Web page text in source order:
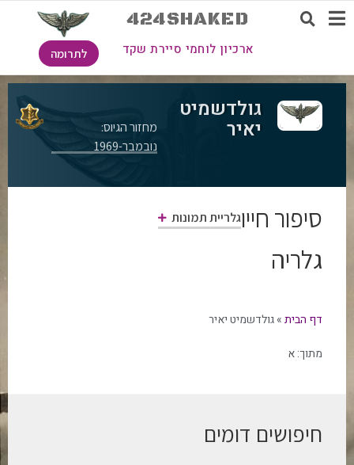
424SHAKED
ארכיון לוחמי סיירת שקד לתרומה
גולדשמיט
יאיר
מחזור הגיוס:
נובמבר-1969
סיפור חייוגלריית תמונות
גלריה
דף הבית»גולדשמיט יאיר
מתוך:א
חיפושים דומים